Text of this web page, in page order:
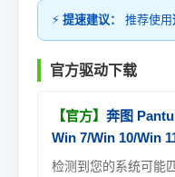
⚡ 提速建议： 推荐使用
官方驱动下载
【官方】 奔图
Win 7/Win 10/Win
检测到您的系统可能